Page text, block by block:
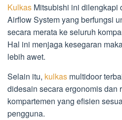
Kulkas Mitsubishi ini dilengkapi
Airflow System yang berfungsi
secara merata ke seluruh
Hal ini menjaga kesegaran
lebih awet.
Selain itu, kulkas multidoor
didesain secara ergonomis dan
kompartemen yang efisien
pengguna.